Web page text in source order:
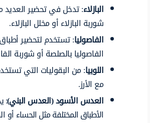
البازلاء: تدخل في تحضير العديد
شوربة البازلاء أو مخلل البازلاء.
الفاصوليا: تستخدم لتحضير
الفاصوليا بالصلصة أو شوربة
اللوبيا: من البقوليات التي
مع الأرز.
العدس الأسود (العدس البني):
الأطباق المختلفة مثل الحساء أو